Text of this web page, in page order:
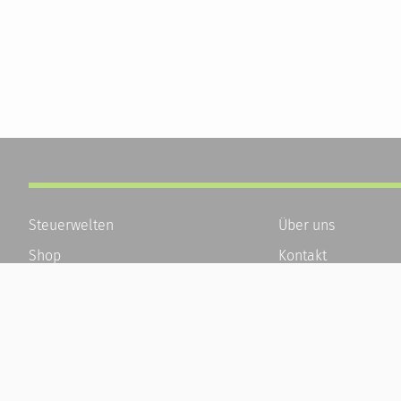
Steuerwelten
Shop
Über uns
Kontakt